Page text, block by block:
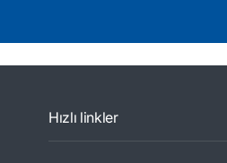
Hızlı linkler